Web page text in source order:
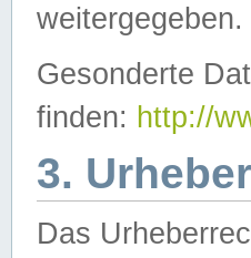
weitergegeben.
Gesonderte
finden: http://
3.
Das